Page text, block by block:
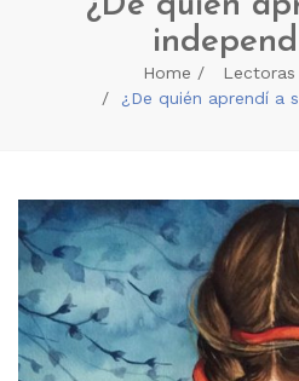
Home
¿De quién aprendí a